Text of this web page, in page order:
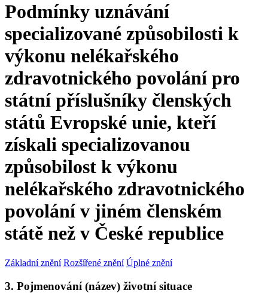
Podmínky uznávání
specializované způsobilosti k
výkonu nelékařského
zdravotnického povolání pro
státní příslušníky členských
států Evropské unie, kteří
získali specializovanou
způsobilost k výkonu
nelékařského zdravotnického
povolání v jiném členském
státě než v České republice
Základní znění Rozšířené znění Úplné znění
3. Pojmenování (název) životní situace